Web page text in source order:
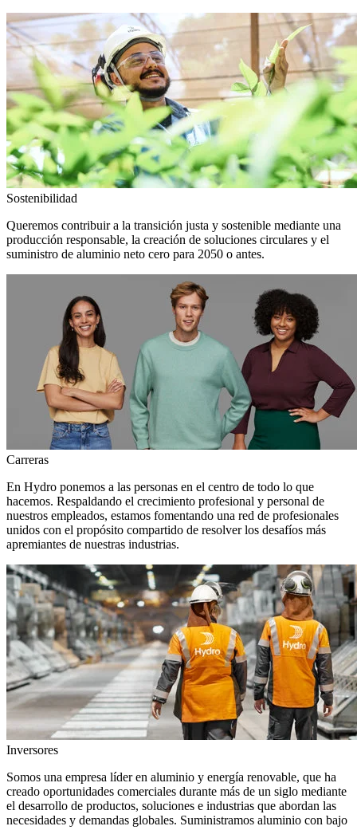
Sostenibilidad
Queremos contribuir a la transición justa y sostenible mediante una
producción responsable, la creación de soluciones circulares y el
suministro de aluminio neto cero para 2050 o antes.
Carreras
En Hydro ponemos a las personas en el centro de todo lo que
hacemos. Respaldando el crecimiento profesional y personal de
nuestros empleados, estamos fomentando una red de profesionales
unidos con el propósito compartido de resolver los desafíos más
apremiantes de nuestras industrias.
Inversores
Somos una empresa líder en aluminio y energía renovable, que ha
creado oportunidades comerciales durante más de un siglo mediante
el desarrollo de productos, soluciones e industrias que abordan las
necesidades y demandas globales. Suministramos aluminio con bajo